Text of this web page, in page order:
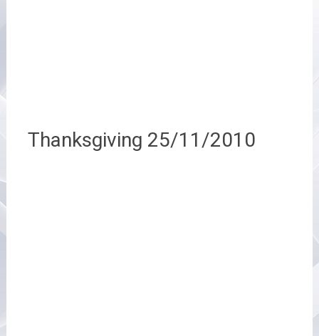
Thanksgiving 25/11/2010